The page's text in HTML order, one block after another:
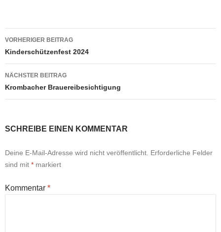
Beitrags-
Navigation
VORHERIGER BEITRAG
Kinderschützenfest 2024
NÄCHSTER BEITRAG
Krombacher Brauereibesichtigung
SCHREIBE EINEN KOMMENTAR
Deine E-Mail-Adresse wird nicht veröffentlicht. Erforderliche Felder
sind mit * markiert
Kommentar *